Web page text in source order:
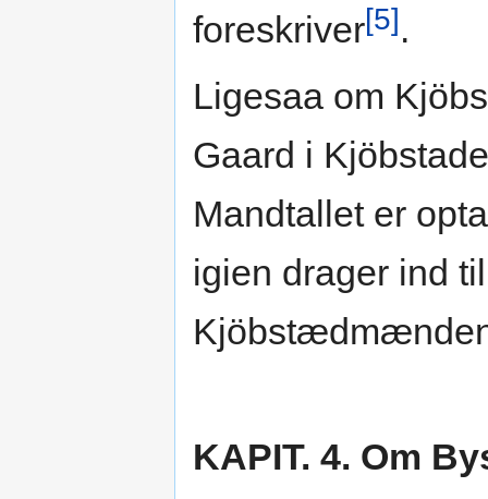
foreskriver[5].
Ligesaa om
Gaard i
Mandtallet er
igien drager ind
KAPIT. 4. Om